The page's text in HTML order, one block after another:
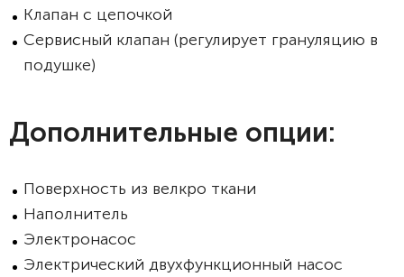
Клапан с цепочкой
Сервисный клапан (регулирует грануляцию в
подушке)
Дополнительные опции:
Поверхность из велкро ткани
Наполнитель
Электронасос
Электрический двухфункционный насос